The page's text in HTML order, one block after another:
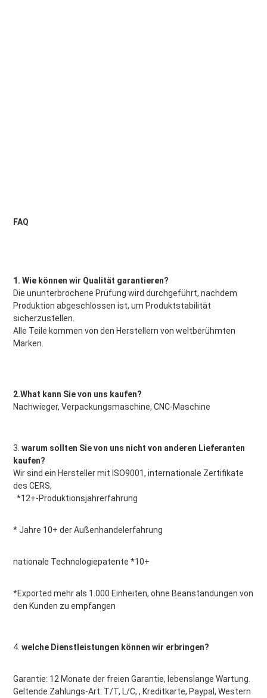
FAQ
1. Wie können wir Qualität garantieren?
Die ununterbrochene Prüfung wird durchgeführt, nachdem
Produktion abgeschlossen ist, um Produktstabilität
sicherzustellen.
Alle Teile kommen von den Herstellern von weltberühmten
Marken.
2.What kann Sie von uns kaufen?
Nachwieger, Verpackungsmaschine, CNC-Maschine
3. warum sollten Sie von uns nicht von anderen Lieferanten
kaufen?
Wir sind ein Hersteller mit ISO9001, internationale Zertifikate
des CERS,
*12+-Produktionsjahrerfahrung
* Jahre 10+ der Außenhandelerfahrung
nationale Technologiepatente *10+
*Exported mehr als 1.000 Einheiten, ohne Beanstandungen von
den Kunden zu empfangen
4. welche Dienstleistungen können wir erbringen?
Garantie: 12 Monate der freien Garantie, lebenslange Wartung.
Geltende Zahlungs-Art: T/T, L/C, , Kreditkarte, Paypal, Western